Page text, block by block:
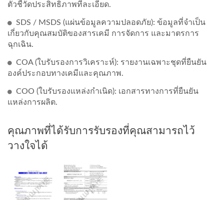
ตัวชี้วัดประสิทธิภาพที่ละเอียด.
SDS / MSDS (แผ่นข้อมูลความปลอดภัย): ข้อมูลที่จำเป็น
เกี่ยวกับคุณสมบัติของสารเคมี การจัดการ และมาตรการ
ฉุกเฉิน.
COA (ใบรับรองการวิเคราะห์): รายงานเฉพาะชุดที่ยืนยัน
องค์ประกอบทางเคมีและคุณภาพ.
COO (ใบรับรองแหล่งกำเนิด): เอกสารทางการที่ยืนยัน
แหล่งการผลิต.
คุณภาพที่ได้รับการรับรองที่คุณสามารถไว้
วางใจได้